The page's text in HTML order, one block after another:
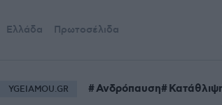
Ελλάδα Πρωτοσέλιδα
YGEIAMOU.GR Ανδρόπαυση